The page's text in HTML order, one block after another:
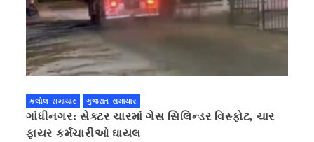
કલોલ સમાચાર ગુજરાત સમાચાર
ગાંધીનગર: સેક્ટર ચારમાં ગેસ સિલિન્ડર વિસ્ફોટ, ચાર
ફાયર કર્મચારીઓ ઘાયલ